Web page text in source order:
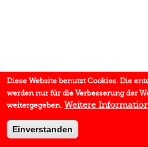
Diese Website benutzt Cookies. Die
werden nur für die Verbesserung der
weitergegeben. Weitere
Einverstanden